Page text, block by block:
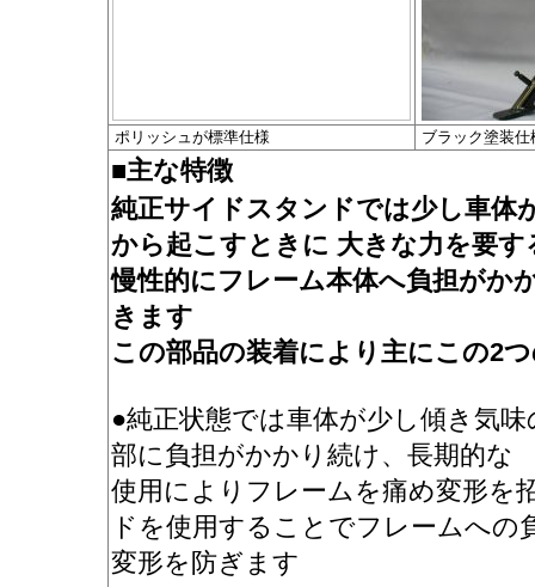
ポリッシュが標準仕様 ブラック塗装
■主な特徴
純正サイドスタンドでは少し車体
から起こすときに 大きな力を要す
慢性的にフレーム本体へ負担がか
きます
この部品の装着により主にこの2
●純正状態では車体が少し傾き気
部に負担がかかり続け、長期的な
使用によりフレームを痛め変形を
ドを使用することでフレームへの
変形を防ぎます